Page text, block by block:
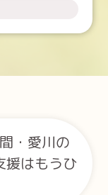
・愛川の
援はもうひ